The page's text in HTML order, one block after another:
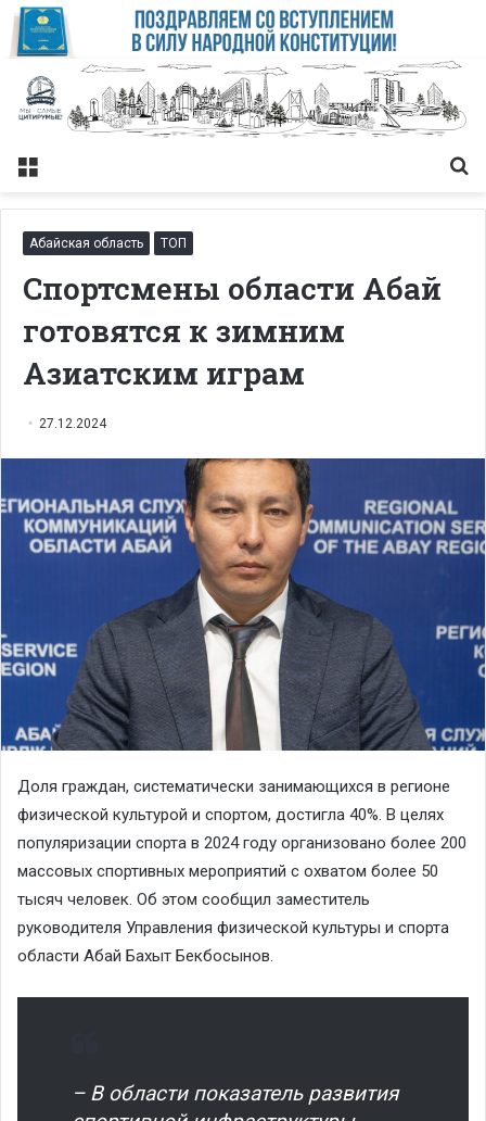
Меню
Абайская область ТОП
Спортсмены области Абай
готовятся к зимним
Азиатским играм
27.12.2024
Доля граждан, систематически занимающихся в регионе
физической культурой и спортом, достигла 40%. В целях
популяризации спорта в 2024 году организовано более 200
массовых спортивных мероприятий с охватом более 50
тысяч человек. Об этом сообщил заместитель
руководителя Управления физической культуры и спорта
области Абай Бахыт Бекбосынов.
– В области показатель развития